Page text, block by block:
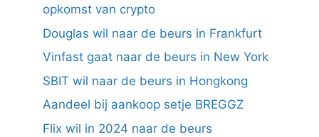
opkomst van crypto
Douglas wil naar de beurs in Frankfurt
Vinfast gaat naar de beurs in New York
SBIT wil naar de beurs in Hongkong
Aandeel bij aankoop setje BREGGZ
Flix wil in 2024 naar de beurs